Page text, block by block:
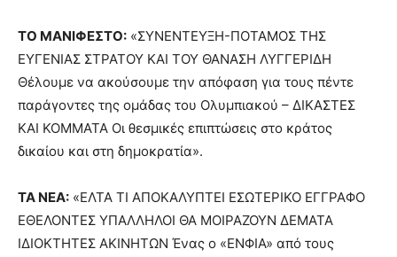
ΤΟ ΜΑΝΙΦΕΣΤΟ: «ΣΥΝΕΝΤΕΥΞΗ-ΠΟΤΑΜΟΣ ΤΗΣ
ΕΥΓΕΝΙΑΣ ΣΤΡΑΤΟΥ ΚΑΙ ΤΟΥ ΘΑΝΑΣΗ ΛΥΓΓΕΡΙΔΗ
Θέλουμε να ακούσουμε την απόφαση για τους πέντε
παράγοντες της ομάδας του Ολυμπιακού – ΔΙΚΑΣΤΕΣ
ΚΑΙ ΚΟΜΜΑΤΑ Οι θεσμικές επιπτώσεις στο κράτος
δικαίου και στη δημοκρατία».
ΤΑ ΝΕΑ: «ΕΛΤΑ ΤΙ ΑΠΟΚΑΛΥΠΤΕΙ ΕΣΩΤΕΡΙΚΟ ΕΓΓΡΑΦΟ
ΕΘΕΛΟΝΤΕΣ ΥΠΑΛΛΗΛΟΙ ΘΑ ΜΟΙΡΑΖΟΥΝ ΔΕΜΑΤΑ
ΙΔΙΟΚΤΗΤΕΣ ΑΚΙΝΗΤΩΝ Ένας ο «ΕΝΦΙΑ» από τους